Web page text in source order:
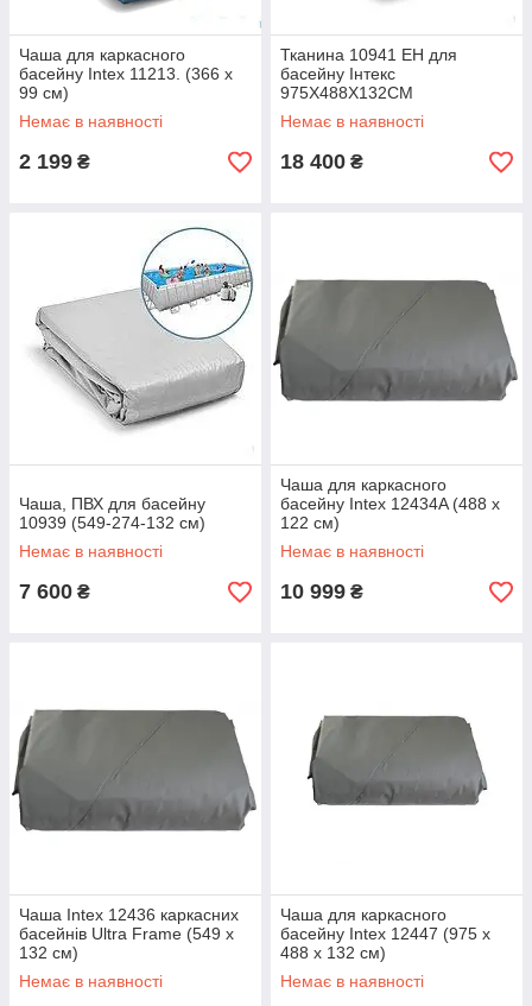
Чаша для каркасного
басейну Intex 11213. (366 х
99 см)
Немає в наявності
2 199 ₴
Тканина 10941 EH для
басейну Інтекс
975X488X132CM
Немає в наявності
18 400 ₴
Чаша, ПВХ для басейну
10939 (549-274-132 см)
Немає в наявності
7 600 ₴
Чаша для каркасного
басейну Intex 12434A (488 x
122 см)
Немає в наявності
10 999 ₴
Чаша Intex 12436 каркасних
басейнів Ultra Frame (549 х
132 см)
Немає в наявності
Чаша для каркасного
басейну Intex 12447 (975 x
488 x 132 см)
Немає в наявності